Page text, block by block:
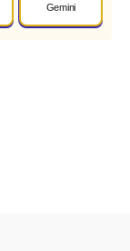
Gemini